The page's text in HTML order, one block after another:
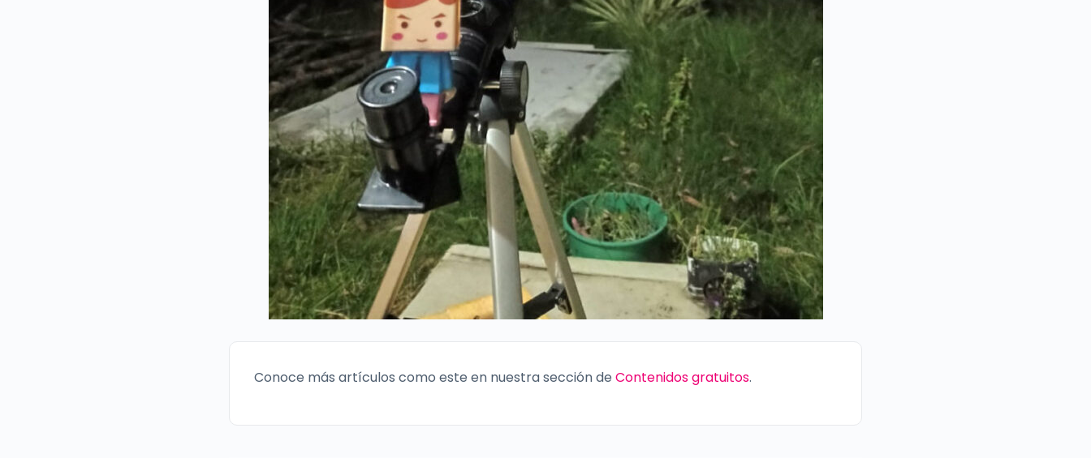
Conoce más artículos como este en nuestra sección de Contenidos gratuitos.